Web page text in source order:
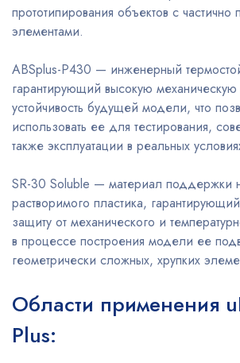
прототипирования объектов с частично
элементами.
ABSplus-P430 — инженерный
гарантирующий высокую
устойчивость будущей модели, что
использовать ее для тестирования,
также эксплуатации в реальных
SR-30 Soluble — материал поддержки
растворимого пластика,
защиту от механического и
в процессе построения модели ее
геометрически сложных, хрупких
Области применения
Plus: